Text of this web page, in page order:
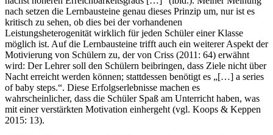
nach setzen die Lernbausteine genau dieses Prinzip um, nur ist es
kritisch zu sehen, ob dies bei der vorhandenen
Leistungsheterogenität wirklich für jeden Schüler einer Klasse
möglich ist. Auf die Lernbausteine trifft auch ein weiterer Aspekt der
Motivierung von Schülern zu, der von Criss (2011: 64) erwähnt
wird: Der Lehrer soll den Schülern beibringen, dass Ziele nicht über
Nacht erreicht werden können; stattdessen benötigt es „[…] a series
of baby steps.“. Diese Erfolgserlebnisse machen es
wahrscheinlicher, dass die Schüler Spaß am Unterricht haben, was
mit einer verstärkten Motivation einhergeht (vgl. Koops & Keppen
2015: 13).